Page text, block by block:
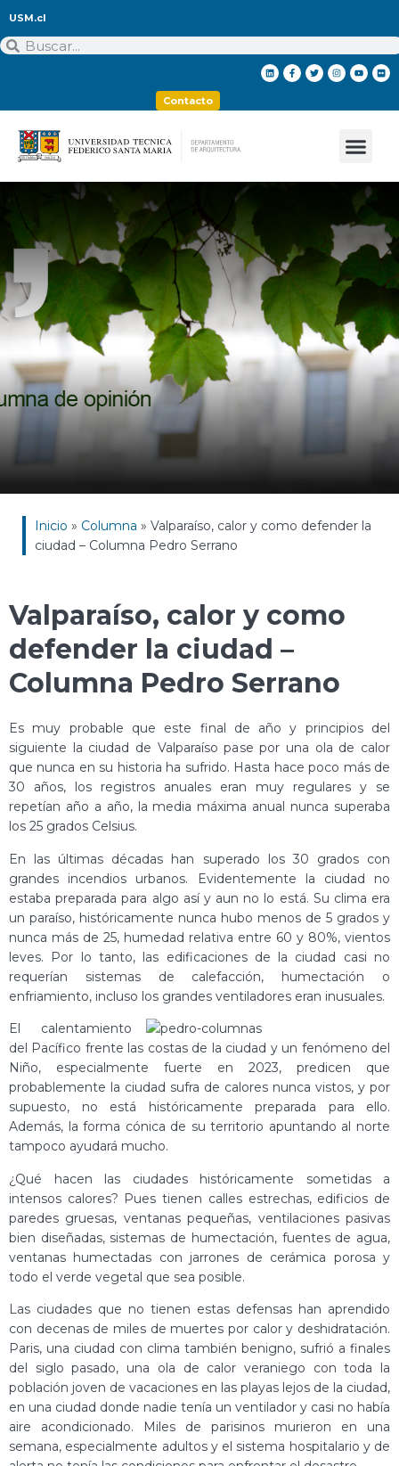
USM.cl
Contacto
Inicio » Columna » Valparaíso, calor y como defender la
ciudad – Columna Pedro Serrano
Valparaíso, calor y como
defender la ciudad –
Columna Pedro Serrano
Es muy probable que este final de año y principios del
siguiente la ciudad de Valparaíso pase por una ola de calor
que nunca en su historia ha sufrido. Hasta hace poco más de
30 años, los registros anuales eran muy regulares y se
repetían año a año, la media máxima anual nunca superaba
los 25 grados Celsius.
En las últimas décadas han superado los 30 grados con
grandes incendios urbanos. Evidentemente la ciudad no
estaba preparada para algo así y aun no lo está. Su clima era
un paraíso, históricamente nunca hubo menos de 5 grados y
nunca más de 25, humedad relativa entre 60 y 80%, vientos
leves. Por lo tanto, las edificaciones de la ciudad casi no
requerían sistemas de calefacción, humectación o
enfriamiento, incluso los grandes ventiladores eran inusuales.
El calentamiento
del Pacífico frente las costas de la ciudad y un fenómeno del
Niño, especialmente fuerte en 2023, predicen que
probablemente la ciudad sufra de calores nunca vistos, y por
supuesto, no está históricamente preparada para ello.
Además, la forma cónica de su territorio apuntando al norte
tampoco ayudará mucho.
¿Qué hacen las ciudades históricamente sometidas a
intensos calores? Pues tienen calles estrechas, edificios de
paredes gruesas, ventanas pequeñas, ventilaciones pasivas
bien diseñadas, sistemas de humectación, fuentes de agua,
ventanas humectadas con jarrones de cerámica porosa y
todo el verde vegetal que sea posible.
Las ciudades que no tienen estas defensas han aprendido
con decenas de miles de muertes por calor y deshidratación.
Paris, una ciudad con clima también benigno, sufrió a finales
del siglo pasado, una ola de calor veraniego con toda la
población joven de vacaciones en las playas lejos de la ciudad,
en una ciudad donde nadie tenía un ventilador y casi no había
aire acondicionado. Miles de parisinos murieron en una
semana, especialmente adultos y el sistema hospitalario y de